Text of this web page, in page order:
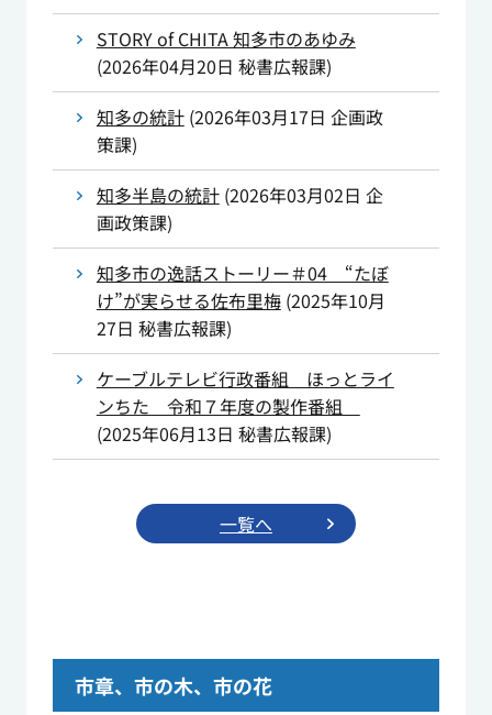
STORY of CHITA 知多市のあゆみ
(2026年04月20日 秘書広報課)
知多の統計(2026年03月17日 企画政
策課)
知多半島の統計(2026年03月02日 企
画政策課)
知多市の逸話ストーリー＃04 “たぼ
け”が実らせる佐布里梅(2025年10月
27日 秘書広報課)
ケーブルテレビ行政番組 ほっとライ
ンちた 令和７年度の製作番組
(2025年06月13日 秘書広報課)
一覧へ
市章、市の木、市の花